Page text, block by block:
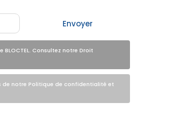
Envoyer
Consultez notre Droit
de notre Politique de confidentialité et